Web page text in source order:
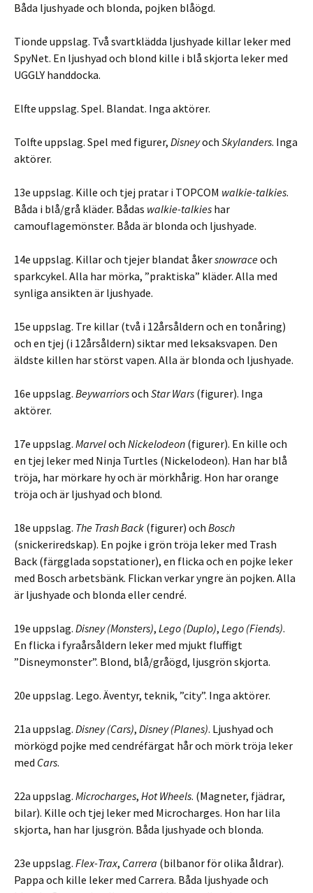
Båda ljushyade och blonda, pojken blåögd.
Tionde uppslag. Två svartklädda ljushyade killar leker med
SpyNet. En ljushyad och blond kille i blå skjorta leker med
UGGLY handdocka.
Elfte uppslag. Spel. Blandat. Inga aktörer.
Tolfte uppslag. Spel med figurer, Disneyoch Skylanders. Inga
aktörer.
13e uppslag. Kille och tjej pratar i TOPCOM walkie-talkies.
Båda i blå/grå kläder. Bådas walkie-talkies har
camouflagemönster. Båda är blonda och ljushyade.
14e uppslag. Killar och tjejer blandat åkersnowraceoch
sparkcykel. Alla har mörka, ”praktiska” kläder. Alla med
synliga ansikten är ljushyade.
15e uppslag. Tre killar (två i 12årsåldern och en tonåring)
och en tjej (i 12årsåldern) siktar med leksaksvapen. Den
äldste killen har störst vapen. Alla är blonda och ljushyade.
16e uppslag. Beywarriorsoch Star Wars (figurer). Inga
aktörer.
17e uppslag. Marveloch Nickelodeon (figurer). En kille och
en tjej leker med Ninja Turtles (Nickelodeon). Han har blå
tröja, har mörkare hy och är mörkhårig. Hon har orange
tröja och är ljushyad och blond.
18e uppslag. The Trash Back (figurer) och Bosch
(snickeriredskap). En pojke i grön tröja leker med Trash
Back (färgglada sopstationer), en flicka och en pojke leker
med Bosch arbetsbänk. Flickan verkar yngre än pojken. Alla
är ljushyade och blonda eller cendré.
19e uppslag. Disney (Monsters), Lego (Duplo), Lego (Fiends).
En flicka i fyraårsåldern leker med mjukt fluffigt
”Disneymonster”. Blond, blå/gråögd, ljusgrön skjorta.
20e uppslag. Lego. Äventyr, teknik, ”city”. Inga aktörer.
21a uppslag. Disney (Cars), Disney (Planes). Ljushyad och
mörkögd pojke med cendréfärgat hår och mörk tröja leker
med Cars.
22a uppslag. Microcharges, Hot Wheels. (Magneter, fjädrar,
bilar). Kille och tjej leker med Microcharges. Hon har lila
skjorta, han har ljusgrön. Båda ljushyade och blonda.
23e uppslag. Flex-Trax, Carrera (bilbanor för olika åldrar).
Pappa och kille leker med Carrera. Båda ljushyade och